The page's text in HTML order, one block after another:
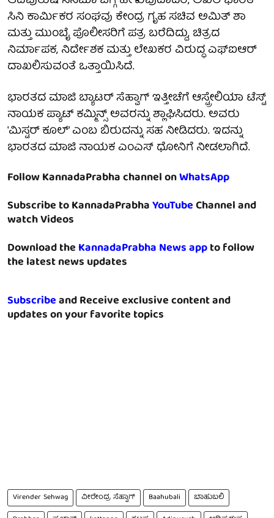
ಸಿನಿ ಕಾರ್ಮಿಕರ ಸಂಘವು ಕೇಂದ್ರ ಗೃಹ ಸಚಿವ ಅಮಿತ್ ಶಾ
ಮತ್ತು ಮುಂಬೈ ಪೊಲೀಸರಿಗೆ ಪತ್ರ ಬರೆದಿದ್ದು, ಚಿತ್ರದ
ನಿರ್ಮಾಪಕ, ನಿರ್ದೇಶಕ ಮತ್ತು ಲೇಖಕರ ವಿರುದ್ಧ ಎಫ್‌ಐಆರ್
ದಾಖಲಿಸುವಂತೆ ಒತ್ತಾಯಿಸಿದೆ.
ಭಾರತದ ಮಾಜಿ ಬ್ಯಾಟರ್ ಸೆಹ್ವಾಗ್ ಇತ್ತೀಚೆಗೆ ಆಸ್ಟ್ರೇಲಿಯಾ ಟೆಸ್ಟ್
ನಾಯಕ ಪ್ಯಾಟ್ ಕಮ್ಮಿನ್ಸ್ ಅವರನ್ನು ಶ್ಲಾಘಿಸಿದರು. ಅವರು
'ಮಿಸ್ಟರ್ ಕೂಲ್' ಎಂಬ ಬಿರುದನ್ನು ಸಹ ನೀಡಿದರು. ಇದನ್ನು
ಭಾರತದ ಮಾಜಿ ನಾಯಕ ಎಂಎಸ್ ಧೋನಿಗೆ ನೀಡಲಾಗಿದೆ.
Follow KannadaPrabha channel onWhatsApp
Subscribe to KannadaPrabhaYouTubeChannel and
watch Videos
Download theKannadaPrabha News appto follow
the latest news updates
Subscribeand Receive exclusive content and
updates on your favorite topics
Virender Sehwag ವೀರೇಂದ್ರ ಸೆಹ್ವಾಗ್ Baahubali
ಬಾಹುಬಲಿ